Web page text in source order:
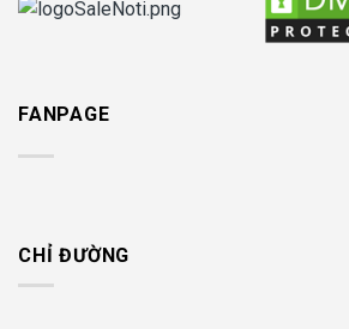
FANPAGE
CHỈ ĐƯỜNG